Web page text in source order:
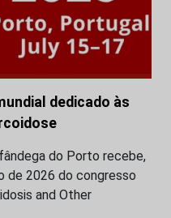
dedicado às
do Porto recebe,
de 2026 do congresso
and Other